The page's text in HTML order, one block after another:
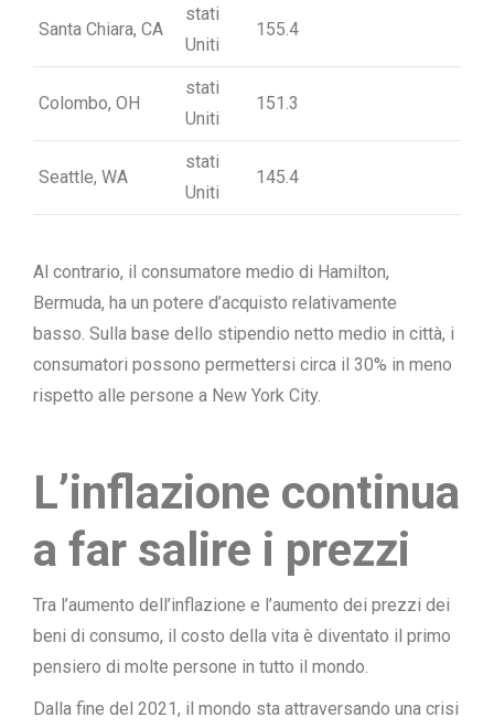
Santa Chiara, CA
stati
Uniti
155.4
Colombo, OH
stati
Uniti
151.3
Seattle, WA
stati
Uniti
145.4
Al contrario, il consumatore medio di Hamilton,
Bermuda, ha un potere d’acquisto relativamente
basso. Sulla base dello stipendio netto medio in città, i
consumatori possono permettersi circa il 30% in meno
rispetto alle persone a New York City.
L’inflazione continua
a far salire i prezzi
Tra l’aumento dell’inflazione e l’aumento dei prezzi dei
beni di consumo, il costo della vita è diventato il primo
pensiero di molte persone in tutto il mondo.
Dalla fine del 2021, il mondo sta attraversando una crisi